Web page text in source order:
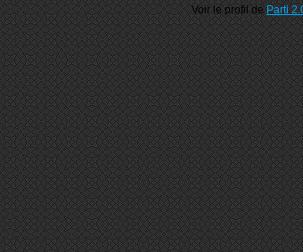
Voir le profil deParti